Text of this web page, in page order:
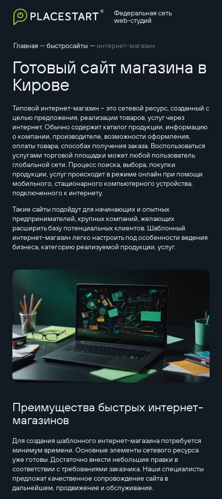
Федеральная сеть
web-студий
Главная—быстросайты — интернет-магазин
Готовый сайт магазина в
Кирове
Типовой интернет-магазин – это сетевой ресурс, созданный с
целью предложения, реализации товаров, услуг через
интернет. Обычно содержит каталог продукции, информацию
о компании, производителе, возможности оформления,
оплаты товара, способах получения заказа. Воспользоваться
услугами торговой площадки может любой пользователь
глобальной сети. Процесс поиска, выбора, покупки
продукции, услуг происходит в режиме онлайн при помощи
мобильного, стационарного компьютерного устройства,
подключенного к интернету.
Такие сайты подойдут для начинающих и опытных
предпринимателей, крупных компаний, желающих
расширить базу потенциальных клиентов. Шаблонный
интернет-магазин легко настроить под особенности ведения
бизнеса, категорию реализуемой продукции, услуг.
Преимущества быстрых интернет-
магазинов
Для создания шаблонного интернет-магазина потребуется
минимум времени. Основные элементы сетевого ресурса
уже готовы. Достаточно внести небольшие правки в
соответствии с требованиями заказчика. Наши специалисты
предложат качественное сопровождение сайта в
дальнейшем, продвижение и обслуживание.